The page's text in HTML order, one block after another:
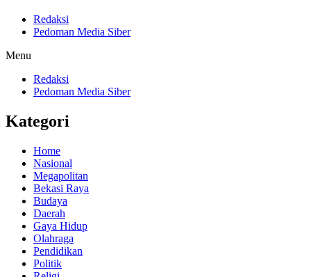
Redaksi
Pedoman Media Siber
Menu
Redaksi
Pedoman Media Siber
Kategori
Home
Nasional
Megapolitan
Bekasi Raya
Budaya
Daerah
Gaya Hidup
Olahraga
Pendidikan
Politik